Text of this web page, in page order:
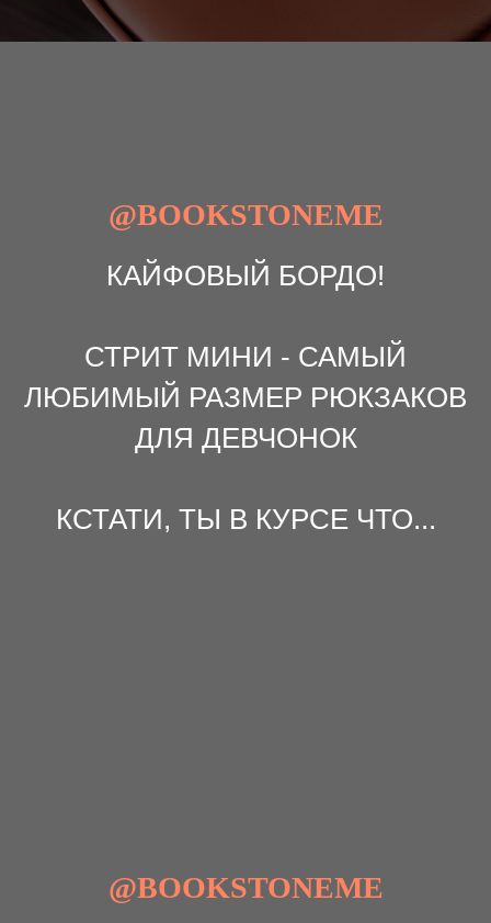
@BOOKSTONEME
КАЙФОВЫЙ БОРДО!
СТРИТ МИНИ - САМЫЙ
ЛЮБИМЫЙ РАЗМЕР РЮКЗАКОВ
ДЛЯ ДЕВЧОНОК
КСТАТИ, ТЫ В КУРСЕ ЧТО...
@BOOKSTONEME